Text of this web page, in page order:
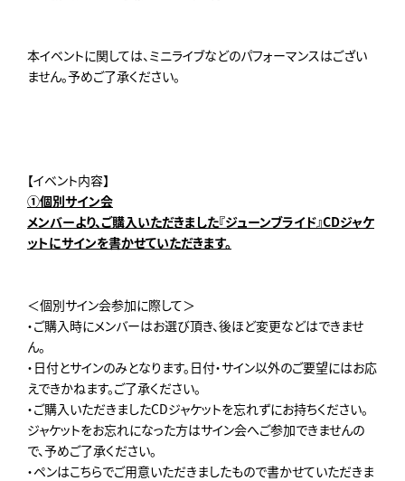
本イベントに関しては、ミニライブなどのパフォーマンスはござい
ません。予めご了承ください。
【イベント内容】
①個別サイン会
メンバーより、ご購入いただきました『ジューンブライド』CDジャケ
ットにサインを書かせていただきます。
＜個別サイン会参加に際して＞
・ご購入時にメンバーはお選び頂き、後ほど変更などはできませ
ん。
・日付とサインのみとなります。日付・サイン以外のご要望にはお応
えできかねます。ご了承ください。
・ご購入いただきましたCDジャケットを忘れずにお持ちください。
ジャケットをお忘れになった方はサイン会へご参加できませんの
で、予めご了承ください。
・ペンはこちらでご用意いただきましたもので書かせていただきま